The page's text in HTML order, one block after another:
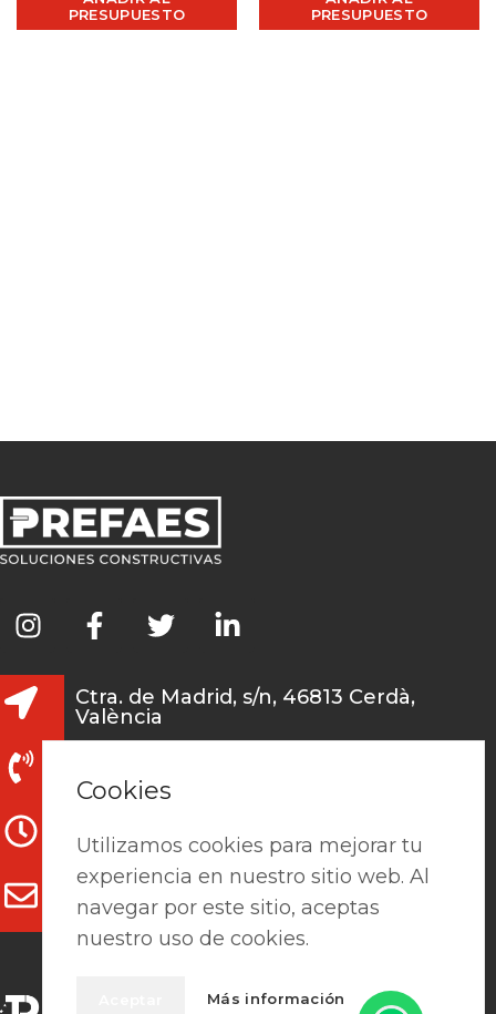
PRESUPUESTO
PRESUPUESTO
Ctra. de Madrid, s/n, 46813 Cerdà,
València
L-V: 7:15h - 13:30h / 15h-18h
clientes@prefaes.com
Cookies
Utilizamos cookies para mejorar tu
experiencia en nuestro sitio web. Al
navegar por este sitio, aceptas
nuestro uso de cookies.
Más información